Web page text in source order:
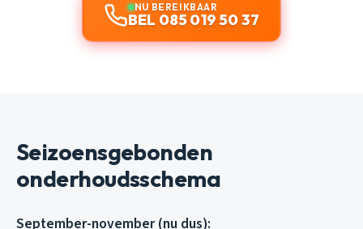
NU BEREIKBAAR
BEL 085 019 50 37
Seizoensgebonden
onderhoudsschema
September-november (nu dus):